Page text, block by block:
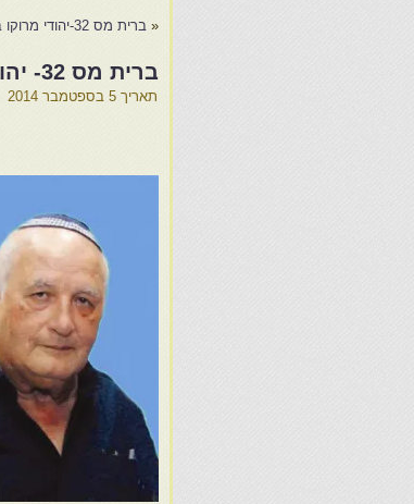
« ברית מס 32-יהודי מרוקו בקנדה
ברית מס 32- יהודי מרוקו בקנדה
תאריך 5 בספטמבר 2014